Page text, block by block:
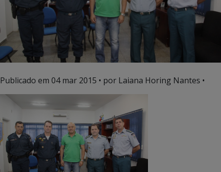
Publicado em 04 mar 2015 • por Laiana Horing Nantes •